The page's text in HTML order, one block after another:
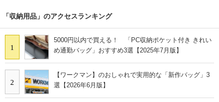
「収納用品」のアクセスランキング
1
5000円以内で買える！ 「PC収納ポケット付き きれい
め通勤バッグ」おすすめ3選【2025年7月版】
2
【ワークマン】のおしゃれで実用的な「新作バッグ」3
選【2026年6月版】